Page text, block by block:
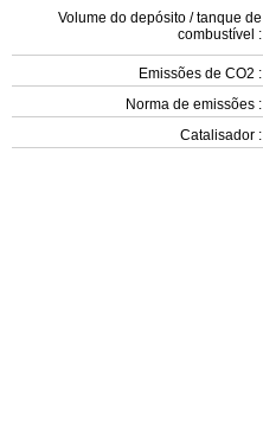
Volume do depósito / tanque de
combustível :
Emissões de CO2 :
Norma de emissões :
Catalisador :